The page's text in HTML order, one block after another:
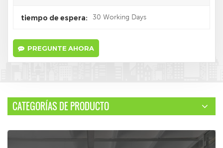
tiempo de espera: 30 Working Days
PREGUNTE AHORA
CATEGORÍAS DE PRODUCTO